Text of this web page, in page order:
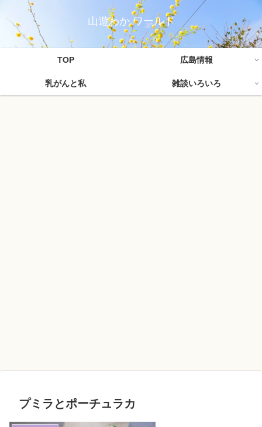
山遊わか ワールド
TOP 広島情報
乳がんと私 雑談いろいろ
プミラとポーチュラカ